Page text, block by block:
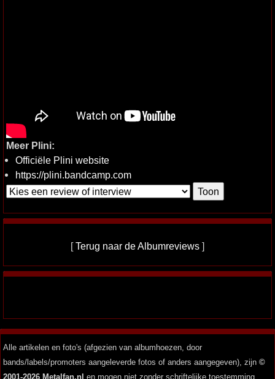
Meer Plini:
Officiële Plini website
https://plini.bandcamp.com
[Terug naar de Albumreviews ]
Alle artikelen en foto's (afgezien van albumhoezen, door
bands/labels/promoters aangeleverde fotos of anders aangegeven), zijn ©
2001-2026 Metalfan.nl en mogen niet zonder schriftelijke toestemming